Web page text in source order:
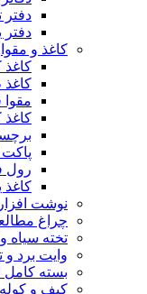
دفتر
دفتر
کاغذ و مقوا
کاغذ
مقوا
کاغذ
پاکت
رول
کاغذ
نوشت
چراغ
تخته سیاه
وایت برد و
بسته کامل
کیف و